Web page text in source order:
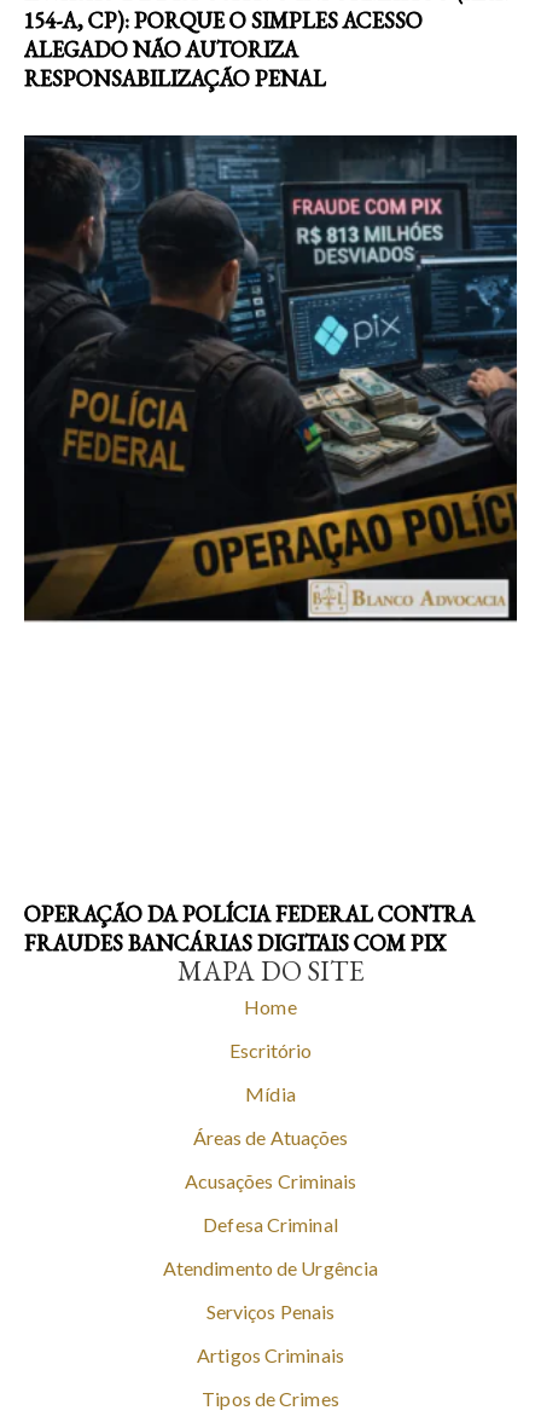
154-A, CP): PORQUE O SIMPLES ACESSO
ALEGADO NÃO AUTORIZA
RESPONSABILIZAÇÃO PENAL
OPERAÇÃO DA POLÍCIA FEDERAL CONTRA
FRAUDES BANCÁRIAS DIGITAIS COM PIX
MAPA DO SITE
Home
Escritório
Mídia
Áreas de Atuações
Acusações Criminais
Defesa Criminal
Atendimento de Urgência
Serviços Penais
Artigos Criminais
Tipos de Crimes